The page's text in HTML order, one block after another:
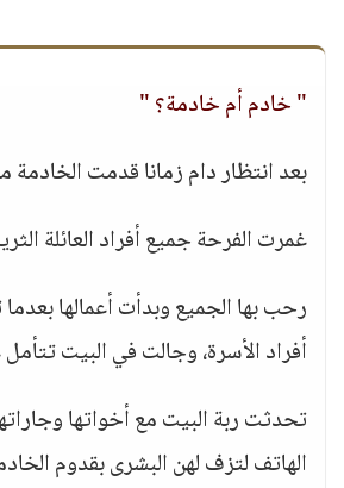
" خادم أم خادمة؟ "
بعد انتظار دام زمانا قدمت الخادمة
غمرت الفرحة جميع أفراد العائلة
رحب بها الجميع وبدأت أعمالها
أفراد الأسرة، وجالت في البيت
تحدثت ربة البيت مع أخواتها
الهاتف لتزف لهن البشرى بقدوم